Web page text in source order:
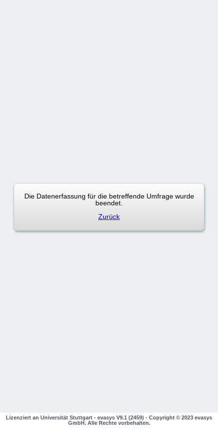
Die Datenerfassung für die betreffende Umfrage wurde
beendet.
Zurück
Lizenziert an Universität Stuttgart - evasys V9.1 (2459) - Copyright © 2023 evasys
GmbHöffnet im neuen Fenster
. Alle Rechte vorbehalten.